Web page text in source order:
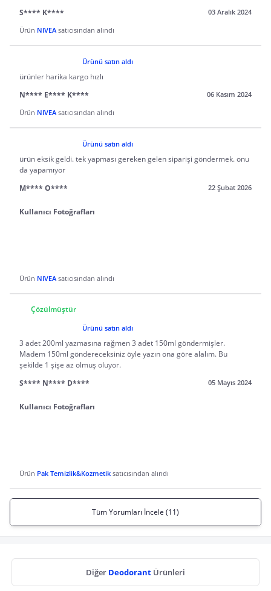
S**** K****
03 Aralık 2024
Ürün NIVEAsatıcısından alındı
Ürünü satın aldı
ürünler harika kargo hızlı
N**** E**** K****
06 Kasım 2024
Ürün NIVEAsatıcısından alındı
Ürünü satın aldı
ürün eksik geldi. tek yapması gereken gelen siparişi göndermek. onu
da yapamıyor
M**** O****
22 Şubat 2026
Kullanıcı Fotoğrafları
Ürün NIVEAsatıcısından alındı
Çözülmüştür
Ürünü satın aldı
3 adet 200ml yazmasına rağmen 3 adet 150ml göndermişler.
Madem 150ml göndereceksiniz öyle yazın ona göre alalım. Bu
şekilde 1 şişe az olmuş oluyor.
S**** N**** D****
05 Mayıs 2024
Kullanıcı Fotoğrafları
Ürün Pak Temizlik&Kozmetik satıcısından alındı
Tüm Yorumları İncele (11)
Diğer Deodorant Ürünleri